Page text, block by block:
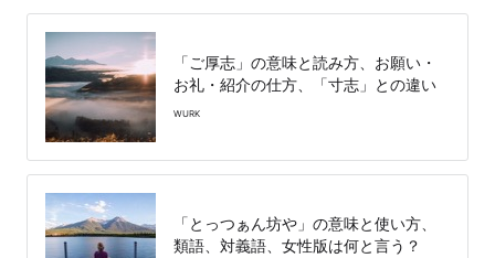
「ご厚志」の意味と読み方、お願い・
お礼・紹介の仕方、「寸志」との違い
WURK
「とっつぁん坊や」の意味と使い方、
類語、対義語、女性版は何と言う？